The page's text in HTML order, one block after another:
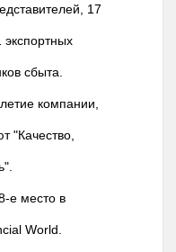
17
сбыта.
компании,
"Качество,
е место в
World.